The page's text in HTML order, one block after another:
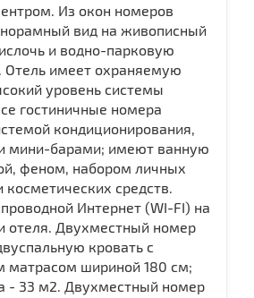
Из окон номеров
вид на живописный
и водно-парковую
Отель имеет охраняемую
уровень системы
гостиничные номера
кондиционирования,
мини-барами; имеют ванную
феном, набором личных
косметических средств.
Интернет (WI-FI) на
отеля. Двухместный номер
кровать c
матрасом шириной 180 см;
- 33 м2. Двухместный номер